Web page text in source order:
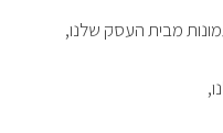
מבית העסק שלנו,